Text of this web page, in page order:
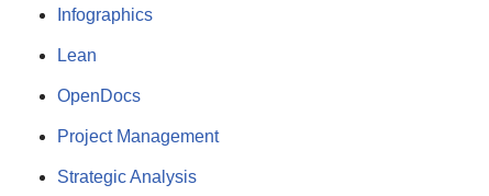
Infographics
Lean
OpenDocs
Project Management
Strategic Analysis